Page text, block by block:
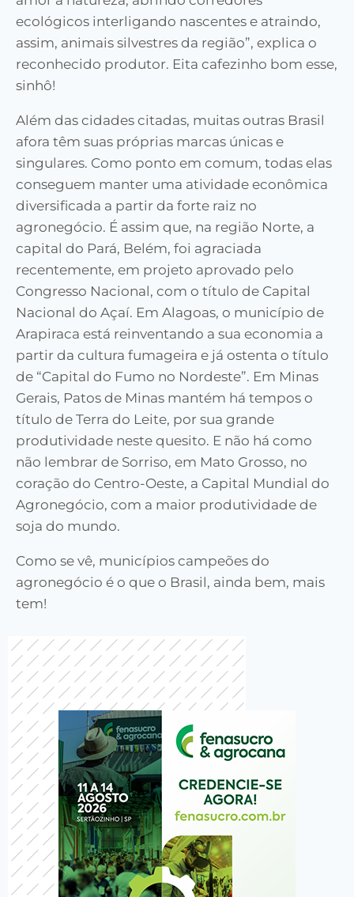
ecológicos interligando nascentes e atraindo,
assim, animais silvestres da região”, explica o
reconhecido produtor. Eita cafezinho bom esse,
sinhô!
Além das cidades citadas, muitas outras Brasil
afora têm suas próprias marcas únicas e
singulares. Como ponto em comum, todas elas
conseguem manter uma atividade econômica
diversificada a partir da forte raiz no
agronegócio. É assim que, na região Norte, a
capital do Pará, Belém, foi agraciada
recentemente, em projeto aprovado pelo
Congresso Nacional, com o título de Capital
Nacional do Açaí. Em Alagoas, o município de
Arapiraca está reinventando a sua economia a
partir da cultura fumageira e já ostenta o título
de “Capital do Fumo no Nordeste”. Em Minas
Gerais, Patos de Minas mantém há tempos o
título de Terra do Leite, por sua grande
produtividade neste quesito. E não há como
não lembrar de Sorriso, em Mato Grosso, no
coração do Centro-Oeste, a Capital Mundial do
Agronegócio, com a maior produtividade de
soja do mundo.
Como se vê, municípios campeões do
agronegócio é o que o Brasil, ainda bem, mais
tem!